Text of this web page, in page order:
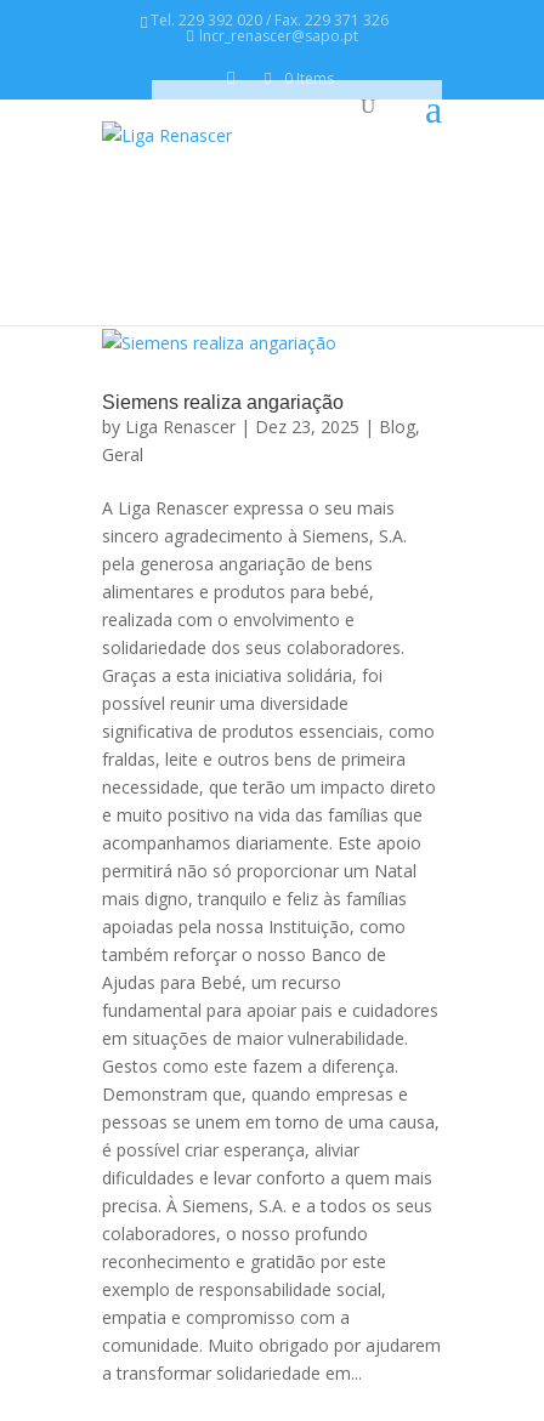
Tel. 229 392 020 / Fax. 229 371 326
lncr_renascer@sapo.pt
0 Items
Siemens realiza angariação
by Liga Renascer | Dez 23, 2025 | Blog,
Geral
A Liga Renascer expressa o seu mais
sincero agradecimento à Siemens, S.A.
pela generosa angariação de bens
alimentares e produtos para bebé,
realizada com o envolvimento e
solidariedade dos seus colaboradores.
Graças a esta iniciativa solidária, foi
possível reunir uma diversidade
significativa de produtos essenciais, como
fraldas, leite e outros bens de primeira
necessidade, que terão um impacto direto
e muito positivo na vida das famílias que
acompanhamos diariamente. Este apoio
permitirá não só proporcionar um Natal
mais digno, tranquilo e feliz às famílias
apoiadas pela nossa Instituição, como
também reforçar o nosso Banco de
Ajudas para Bebé, um recurso
fundamental para apoiar pais e cuidadores
em situações de maior vulnerabilidade.
Gestos como este fazem a diferença.
Demonstram que, quando empresas e
pessoas se unem em torno de uma causa,
é possível criar esperança, aliviar
dificuldades e levar conforto a quem mais
precisa. À Siemens, S.A. e a todos os seus
colaboradores, o nosso profundo
reconhecimento e gratidão por este
exemplo de responsabilidade social,
empatia e compromisso com a
comunidade. Muito obrigado por ajudarem
a transformar solidariedade em...